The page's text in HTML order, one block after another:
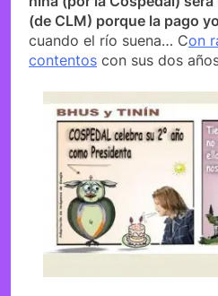
(de CLM) porque la pago
cuando el río suena… Con
contentos con sus dos